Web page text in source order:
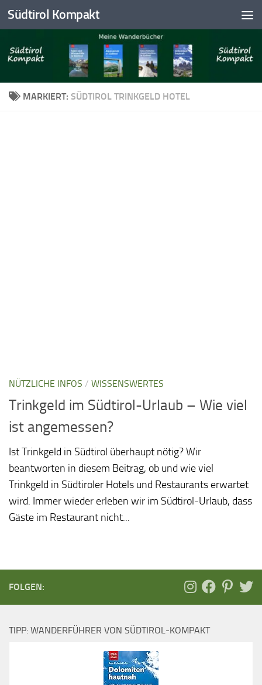
Skip to content
Südtirol Kompakt
MARKIERT: SÜDTIROL TRINKGELD HOTEL
NÜTZLICHE INFOS / WISSENSWERTES
Trinkgeld im Südtirol-Urlaub – Wie viel
ist angemessen?
Ist Trinkgeld in Südtirol überhaupt nötig? Wir
beantworten in diesem Beitrag, ob und wie viel
Trinkgeld in Südtiroler Hotels und Restaurants erwartet
wird. Immer wieder erleben wir im Südtirol-Urlaub, dass
Gäste im Restaurant nicht...
FOLGEN:
TIPP: WANDERFÜHRER VON SÜDTIROL-KOMPAKT